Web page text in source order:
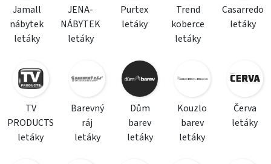
Jamall
nábytek
letáky
JENA-
NÁBYTEK
letáky
Purtex
letáky
Trend
koberce
letáky
Casarredo
letáky
TV
PRODUCTS
letáky
Barevný
ráj
letáky
Dům
barev
letáky
Kouzlo
barev
letáky
Červa
letáky